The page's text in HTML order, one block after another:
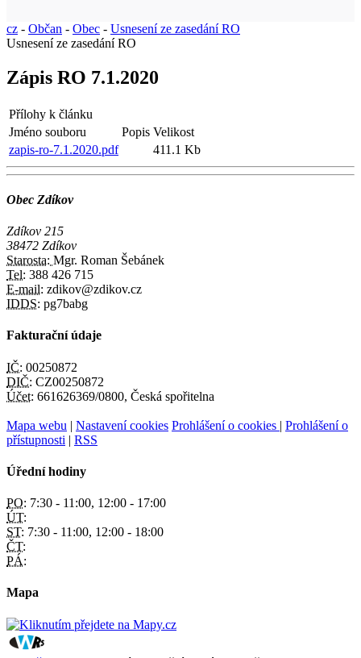
cz - Občan - Obec - Usnesení ze zasedání RO
Usnesení ze zasedání RO
Zápis RO 7.1.2020
Přílohy k článku
Jméno souboru
Popis Velikost
zapis-ro-7.1.2020.pdf
411.1 Kb
Obec Zdíkov
Zdíkov 215
38472 Zdíkov
Starosta: Mgr. Roman Šebánek
Tel: 388 426 715
E-mail: zdikov@zdikov.cz
IDDS: pg7babg
Fakturační údaje
IČ: 00250872
DIČ: CZ00250872
Účet: 661626369/0800, Česká spořitelna
Mapa webu | Nastavení cookies Prohlášení o cookies | Prohlášení o
přístupnosti | RSS
Úřední hodiny
PO: 7:30 - 11:00, 12:00 - 17:00
ÚT:
ST: 7:30 - 11:00, 12:00 - 18:00
ČT:
PÁ:
Mapa